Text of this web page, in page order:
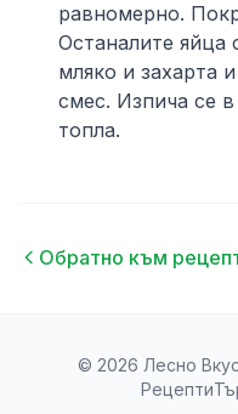
равномерно.
Останалите яйца
мляко и захарта
смес. Изпича се
топла.
Обратно към
© 2026 Лесно
Рецепти